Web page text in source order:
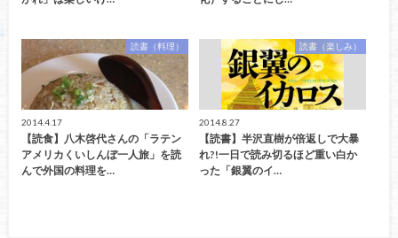
読書（料理）
2014.4.17
【読食】八木啓代さんの「ラテン
アメリカくいしんぼ一人旅」を読
んで外国の料理を…
読書（楽しみ）
2014.8.27
【読書】半沢直樹が倍返しで大暴
れ?!一日で読み切るほど重い白か
った「銀翼のイ…